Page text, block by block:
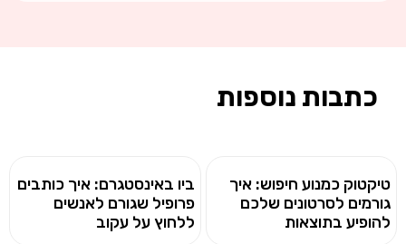
כתבות נוספות
טיקטוק כמנוע חיפוש: איך
גורמים לסרטונים שלכם
להופיע בתוצאות
ביו באינסטגרם: איך כותבים
פרופיל שגורם לאנשים
ללחוץ על עקוב